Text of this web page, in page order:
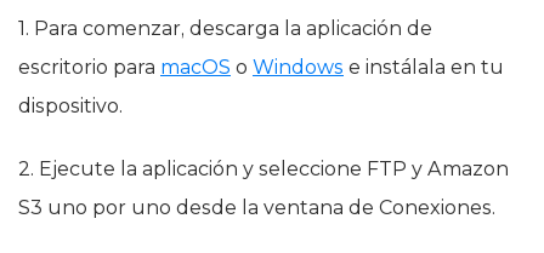
1. Para comenzar, descarga la aplicación de
escritorio para macOS o Windows e instálala en tu
dispositivo.
2. Ejecute la aplicación y seleccione FTP y Amazon
S3 uno por uno desde la ventana de Conexiones.